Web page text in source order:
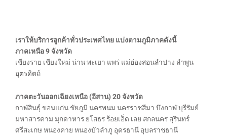
เราให้บริการลูกค้าทั่วประเทศไทย แบ่งตามภูมิภาคดังนี้
ภาคเหนือ 9 จังหวัด
เชียงราย เชียงใหม่ น่าน พะเยา แพร่ แม่ฮ่องสอนลำปาง ลำพูน
อุตรดิตถ์
ภาคตะวันออกเฉียงเหนือ (อีสาน) 20 จังหวัด
กาฬสินธุ์ ขอนแก่น ชัยภูมิ นครพนม นครราชสีมา บึงกาฬ บุรีรัมย์
มหาสารคาม มุกดาหาร ยโสธร ร้อยเอ็ด เลย สกลนคร สุรินทร์
ศรีสะเกษ หนองคาย หนองบัวลำภู อุดรธานี อุบลราชธานี